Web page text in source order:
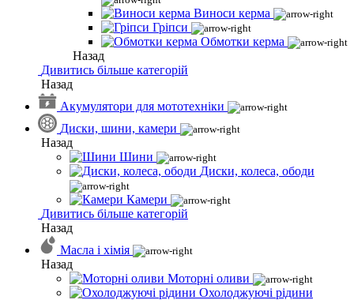
Виноси керма
Гріпси
Обмотки керма
Назад
Дивитись більше категорій
Назад
Акумулятори для мототехніки
Диски, шини, камери
Назад
Шини
Диски, колеса, ободи
Камери
Дивитись більше категорій
Назад
Масла і хімія
Назад
Моторні оливи
Охолоджуючі рідини